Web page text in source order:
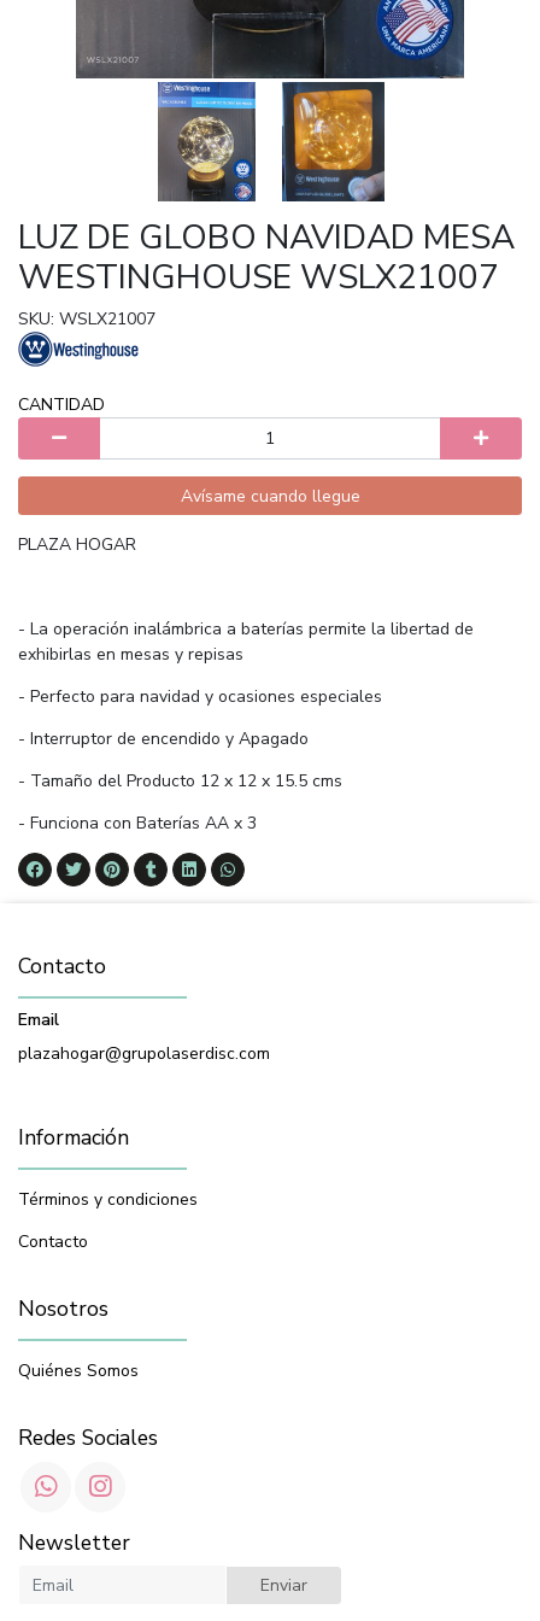
LUZ DE GLOBO NAVIDAD MESA
WESTINGHOUSE WSLX21007
SKU: WSLX21007
CANTIDAD
Avísame cuando llegue
PLAZA HOGAR
- La operación inalámbrica a baterías permite la libertad de
exhibirlas en mesas y repisas
- Perfecto para navidad y ocasiones especiales
- Interruptor de encendido y Apagado
- Tamaño del Producto 12 x 12 x 15.5 cms
- Funciona con Baterías AA x 3
Contacto
Email
plazahogar@grupolaserdisc.com
Información
Términos y condiciones
Contacto
Nosotros
Quiénes Somos
Redes Sociales
Newsletter
Enviar